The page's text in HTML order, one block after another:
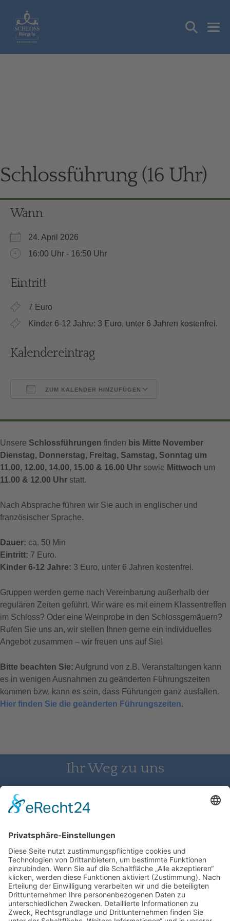
Inhalt
springen
Suche-
Schlossführung (16 Uhr)
Wann
24. April 2026
16:00 Uhr - 16:50 Uhr
Eintritt
7 Euro
Kinder 6-12 Jahre: 3 Euro, unter 6 Jahren kostenfrei.
Kalendereintrag
ZUM KALENDER HINZUFÜGEN
Unsere Schlossführungen finden bis Mitte November
Dienstag, Donnerstag, Freitag, Samstag, Sonntag um
11.00, 12.00, 14.00, 15.00 & 16.00 Uhr sowie Mittwoch um
11.00 & 12.00 Uhr statt.
Nach Absprache führen wir Sie auch in englischer und
französischer Sprache.
Dauer: ca. 50 Min
Eintritt: 7 Euro.
Kinder 6-12 Jahre: 3 Euro, unter 6 Jahren kostenfrei.
Gruppen werden gerne nach Vereinbarung außerhalb der
regulären Zeiten geführt. Wir wäre es mit einem Klassentreffen
im Schloss? Oder eine Weinprobe in den Schlossgemäuern?
Rufen Sie uns an, wir stellen Ihnen gerne ein individuelles
Angebot zusammen – wir freuen uns auf Sie!
Bitte beachten Sie: Aufgrund von z.B. Veranstaltungen kann
es in wenigen Ausnahmen zu geänderten Führungszeiten
kommen bzw. kann es sein, dass Führungen ganz ausfallen.
Hier finden Sie die geänderten Führungszeiten.
Ihr Weg zu uns
Schloss Bürgeln, 79418 Schliengen | Telefon: 07626/237 | E-
Mail: direktion@schlossbuergeln.de
Wir benötigen Ihre Zustimmung, um
den Google Maps-Service zu laden!
Wir verwenden einen Service eines
Drittanbieters, um Karteninhalte einzubetten.
Dieser Service kann Daten zu Ihren Aktivitäten
sammeln. Bitte lesen Sie die Details durch und